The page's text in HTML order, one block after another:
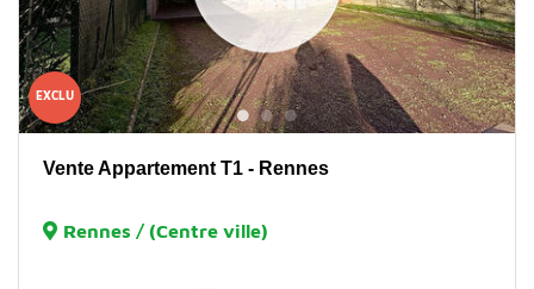
EXCLU
Vente Appartement T1 - Rennes
Rennes / (Centre ville)